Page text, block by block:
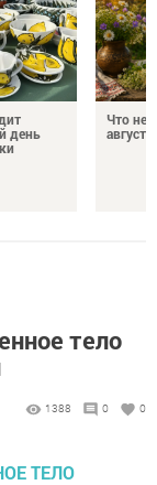
день
Что
тело
1388 0 0